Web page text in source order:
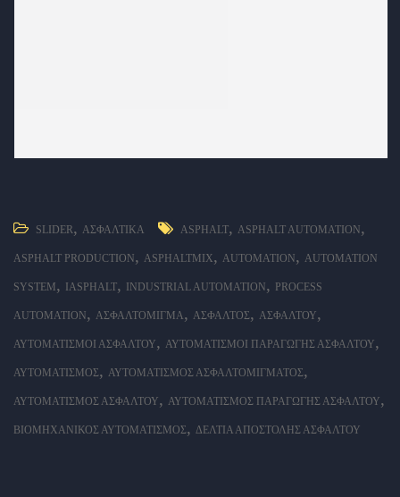
SLIDER, ΑΣΦΑΛΤΙΚΆ ASPHALT, ASPHALT AUTOMATION,
ASPHALT PRODUCTION, ASPHALTMIX, AUTOMATION, AUTOMATION
SYSTEM, IASPHALT, INDUSTRIAL AUTOMATION, PROCESS
AUTOMATION, ΑΣΦΑΛΤΌΜΙΓΜΑ , ΑΣΦΑΛΤΟΣ, ΑΣΦΆΛΤΟΥ,
ΑΥΤΟΜΑΤΙΣΜΟΊ ΑΣΦΆΛΤΟΥ, ΑΥΤΟΜΑΤΙΣΜΟΊ ΠΑΡΑΓΩΓΉΣ ΑΣΦΆΛΤΟΥ,
ΑΥΤΟΜΑΤΙΣΜΌΣ, ΑΥΤΟΜΑΤΙΣΜΌΣ ΑΣΦΑΛΤΟΜΊΓΜΑΤΟΣ,
ΑΥΤΟΜΑΤΙΣΜΌΣ ΑΣΦΆΛΤΟΥ, ΑΥΤΟΜΑΤΙΣΜΌΣ ΠΑΡΑΓΩΓΉΣ ΑΣΦΆΛΤΟΥ,
ΒΙΟΜΗΧΑΝΙΚΌΣ ΑΥΤΟΜΑΤΙΣΜΌΣ, ΔΕΛΤΊΑ ΑΠΟΣΤΟΛΉΣ ΑΣΦΆΛΤΟΥ